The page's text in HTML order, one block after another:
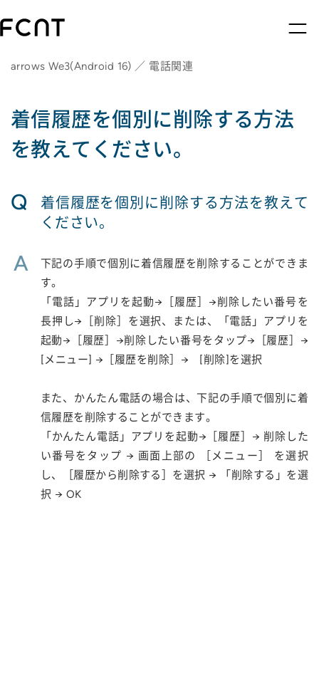
arrows We3(Android 16) ／ 電話関連
着信履歴を個別に削除する方法
を教えてください。
Q
着信履歴を個別に削除する方法を教えて
ください。
A
下記の手順で個別に着信履歴を削除することができま
す。
「電話」アプリを起動→［履歴］→削除したい番号を
長押し→［削除］を選択、または、「電話」アプリを
起動→［履歴］→削除したい番号をタップ→［履歴］→
[メニュー] →［履歴を削除］→ [削除]を選択
また、かんたん電話の場合は、下記の手順で個別に着
信履歴を削除することができます。
「かんたん電話」アプリを起動→［履歴］→ 削除した
い番号をタップ → 画面上部の ［メニュー］ を選択
し、［履歴から削除する］を選択 → 「削除する」を選
択 → OK